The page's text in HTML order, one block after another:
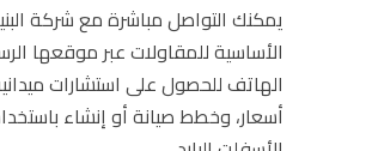
يمكنك التواصل مباشرة مع شركة
الأساسية للمقاولات عبر موقعها
الهاتف للحصول على استشارات
أسعار، وخطط صيانة أو إنشاء